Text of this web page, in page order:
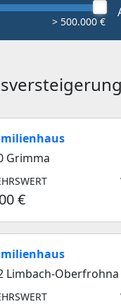
> 500.000 €
Grimma
€
Limbach-Oberfrohna